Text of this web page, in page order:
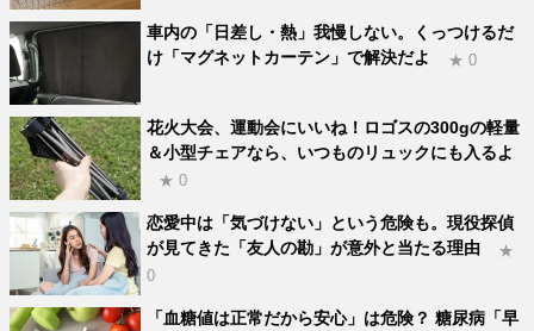
車内の「日差し・熱」我慢しない。くっつけるだ
け「マグネットカーテン」で解決だよ
★ 0
花火大会、運動会にいいね！ロゴスの300gの軽量
＆小型チェアなら、いつものリュックにも入るよ
★ 0
恋愛中は「気づけない」という危険も。現役探偵
が見てきた「友人の勘」が意外と当たる理由
★
0
「血糖値は正常だから安心」は危険？ 糖尿病「早